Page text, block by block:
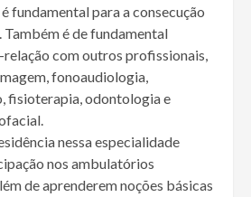
fundamental para a consecução
é de fundamental
com outros profissionais,
fonoaudiologia,
fisioterapia, odontologia e
nessa especialidade
nos ambulatórios
de aprenderem noções básicas